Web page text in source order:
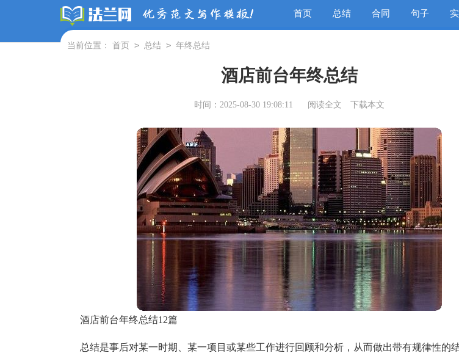
首页 总结 合同 句子
当前位置： 首页 > 总结 > 年终总结
酒店前台年终总结
时间：2025-08-30 19:08:11 阅读全文 下载本文
酒店前台年终总结12篇
总结是事后对某一时期、某一项目或某些工作进行回顾和分析，从而做出带有规律性的